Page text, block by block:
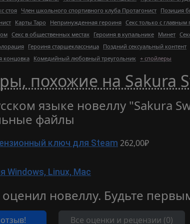
стоя Член школьного спортивного клуба Протагонист Позиция
Карты Таро Непринужденная героиня Секс только с главным
Секс в общественных местах Героиня в купальнике Минет
Героиня старшеклассница Поздний сексуальный контент
концовка Комедийный любовный треугольник + спойлеры
похожие на Sakura
языке новеллу "Sakura
файлы
ключ для Steam 262,00₽
Windows, Linux, Mac
новеллу. Будьте
Все оценки и рецензии (0)